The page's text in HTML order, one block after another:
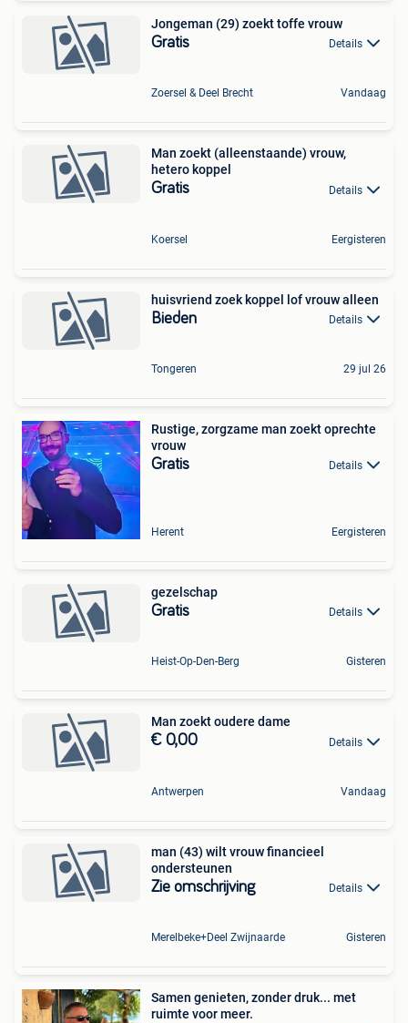
Jongeman (29) zoekt toffe vrouw
Gratis Details
Zoersel & Deel Brecht Vandaag
Man zoekt (alleenstaande) vrouw,
hetero koppel
Gratis Details
Koersel Eergisteren
huisvriend zoek koppel lof vrouw alleen
Bieden Details
Tongeren 29 jul 26
Rustige, zorgzame man zoekt oprechte
vrouw
Gratis Details
Herent Eergisteren
gezelschap
Gratis Details
Heist-Op-Den-Berg Gisteren
Man zoekt oudere dame
€ 0,00 Details
Antwerpen Vandaag
man (43) wilt vrouw financieel
ondersteunen
Zie omschrijving Details
Merelbeke+Deel Zwijnaarde Gisteren
Samen genieten, zonder druk... met
ruimte voor meer.